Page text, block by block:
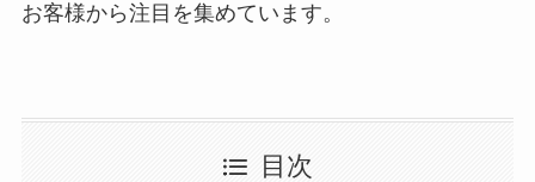
お客様から注目を集めています。
目次